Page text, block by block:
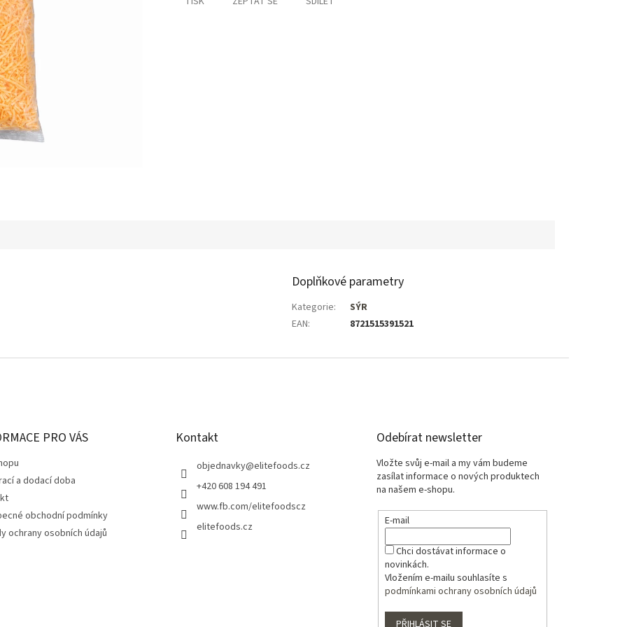
Doplňkové parametry
Kategorie:
SÝR
EAN: 8721515391521
PRO VÁS
a dodací doba
obchodní podmínky
ochrany osobních údajů
Kontakt
objednavky@elitefoods.cz
+420 608 194 491
www.fb.com/elitefoodscz
elitefoods.cz
Odebírat newsletter
Vložte svůj e-mail a my vám budeme
zasílat informace o nových produktech
na našem e-shopu.
E-mail
Chci dostávat informace o
novinkách.
Vložením e-mailu souhlasíte s
podmínkami ochrany osobních údajů